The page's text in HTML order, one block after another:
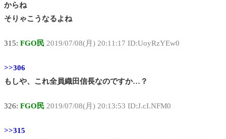
からね
そりゃこうなるよね
315: FGO民 2019/07/08(月) 20:11:17 ID:UoyRzYEw0
>>306
もしや、これ全員織田信長なのですか…？
326: FGO民 2019/07/08(月) 20:13:53 ID:J.cI.NFM0
>>315